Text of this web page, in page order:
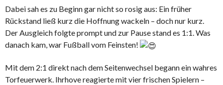
Dabei sah es zu Beginn gar nicht so rosig aus: Ein früher
Rückstand ließ kurz die Hoffnung wackeln – doch nur kurz.
Der Ausgleich folgte prompt und zur Pause stand es 1:1. Was
danach kam, war Fußball vom Feinsten!
Mit dem 2:1 direkt nach dem Seitenwechsel begann ein wahres
Torfeuerwerk. Ihrhove reagierte mit vier frischen Spielern –